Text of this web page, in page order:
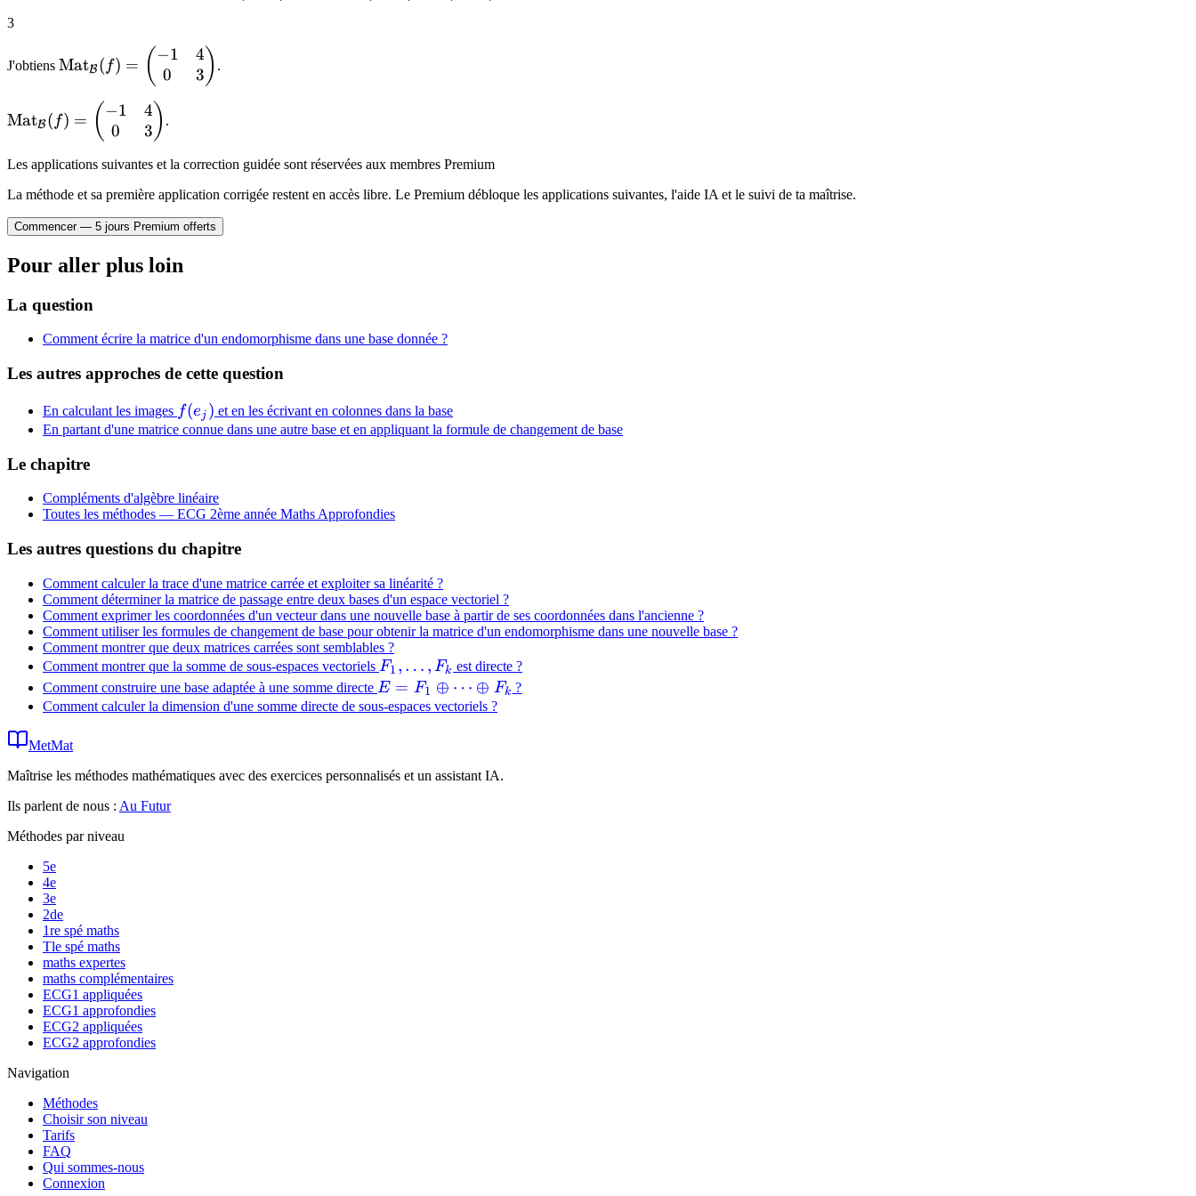
6 \end{pmatrix} -
\begin{pmatrix} 3 & 0 \\ 0 & 3
\end{pmatrix}
3
J'obtiens
\mathrm{Mat}_{\mathcal{B}}
(f) = \begin{pmatrix} -1 & 4 \\
0 & 3 \end{pmatrix}
MatB ( f) = ( −1
0
4
3 ) .
\mathrm{Mat}_{\mathcal{B}}
(f) = \begin{pmatrix} -1 & 4 \\
MatB ( f) = ( −1
0
4
3 ) .
Les applications suivantes et la correction guidée sont réservées aux membres Premium
La méthode et sa première application corrigée restent en accès libre. Le Premium débloque les applications suivantes, l'aide IA et le suivi de ta maîtrise.
Commencer — 5 jours Premium offerts
Pour aller plus loin
La question
Comment écrire la matrice d'un endomorphisme dans une base donnée ?
Les autres approches de cette question
En calculant les images f(e_j)
f(ej ) et en les écrivant en colonnes dans la base
En partant d'une matrice connue dans une autre base et en appliquant la formule de changement de base
Le chapitre
Compléments d'algèbre linéaire
Toutes les méthodes — ECG 2ème année Maths Approfondies
Les autres questions du chapitre
Comment calculer la trace d'une matrice carrée et exploiter sa linéarité ?
Comment déterminer la matrice de passage entre deux bases d'un espace vectoriel ?
Comment exprimer les coordonnées d'un vecteur dans une nouvelle base à partir de ses coordonnées dans l'ancienne ?
Comment utiliser les formules de changement de base pour obtenir la matrice d'un endomorphisme dans une nouvelle base ?
Comment montrer que deux matrices carrées sont semblables ?
Comment montrer que la somme de sous-espaces vectoriels F_1,\dots,F_k
F1 , … , Fk est directe ?
Comment construire une base adaptée à une somme directe E =
F_1
\oplus
E = F1 ⊕ ⋯ ⊕ Fk ?
Comment calculer la dimension d'une somme directe de sous-espaces vectoriels ?
MetMat
Maîtrise les méthodes mathématiques avec des exercices personnalisés et un assistant IA.
Ils parlent de nous : Au Futur
Méthodes par niveau
5e
4e
3e
2de
1re spé maths
Tle spé maths
maths expertes
maths complémentaires
ECG1 appliquées
ECG1 approfondies
ECG2 appliquées
ECG2 approfondies
Navigation
Méthodes
Choisir son niveau
Tarifs
FAQ
Qui sommes-nous
Connexion